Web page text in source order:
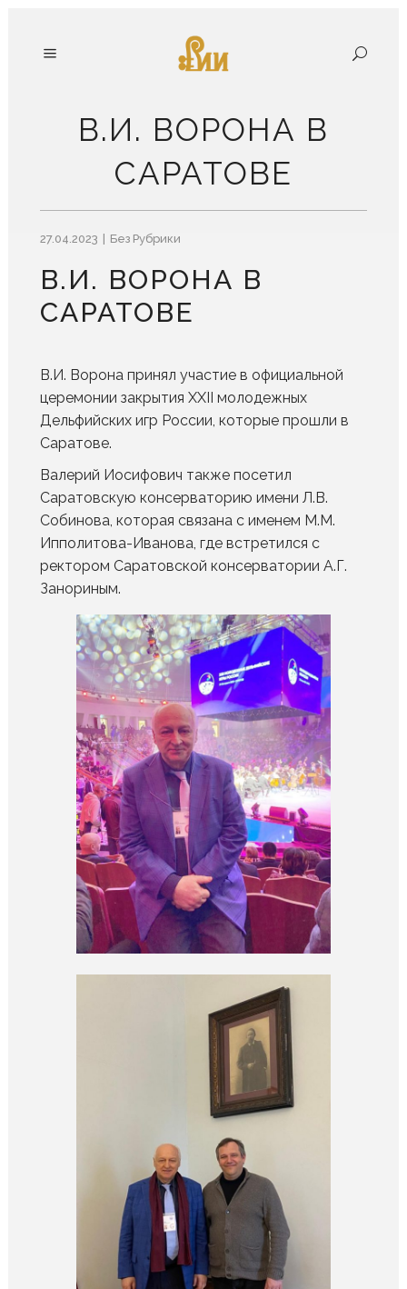
В.И. ВОРОНА В
САРАТОВЕ
27.04.2023 Без Рубрики
В.И. ВОРОНА В
САРАТОВЕ
В.И. Ворона принял участие в официальной
церемонии закрытия XXII молодежных
Дельфийских игр России, которые прошли в
Саратове.
Валерий Иосифович также посетил
Саратовскую консерваторию имени Л.В.
Собинова, которая связана с именем М.М.
Ипполитова-Иванова, где встретился с
ректором Саратовской консерватории А.Г.
Занориным.